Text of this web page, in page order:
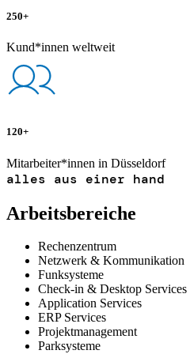
250+
Kund*innen weltweit
120+
Mitarbeiter*innen in Düsseldorf
alles aus einer hand
Arbeitsbereiche
Rechenzentrum
Netzwerk & Kommunikation
Funksysteme
Check-in & Desktop Services
Application Services
ERP Services
Projektmanagement
Parksysteme